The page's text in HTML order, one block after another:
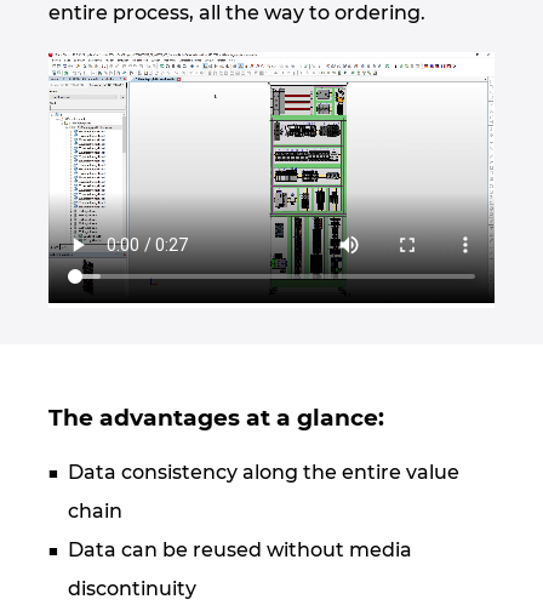
entire process, all the way to ordering.
The advantages at a glance:
Data consistency along the entire value
chain
Data can be reused without media
discontinuity
Italija
Izrael
Japan
Južna Koreja
Kolumbija
Litvanija